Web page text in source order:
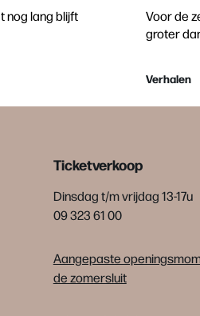
nog lang blijft
Voor de
groter
Verhalen
Ticketverkoop
Dinsdag t/m vrijdag 13-17u
09 323 61 00
Aangepaste
de zomersluit